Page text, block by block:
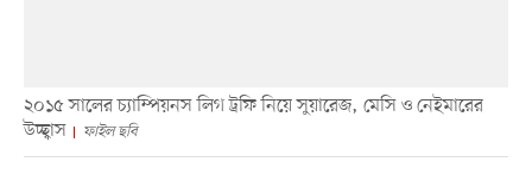
২০১৫ সালের চ্যাম্পিয়নস লিগ ট্রফি নিয়ে সুয়ারেজ, মেসি ও নেইমারের
উচ্ছ্বাস
ফাইল ছবি